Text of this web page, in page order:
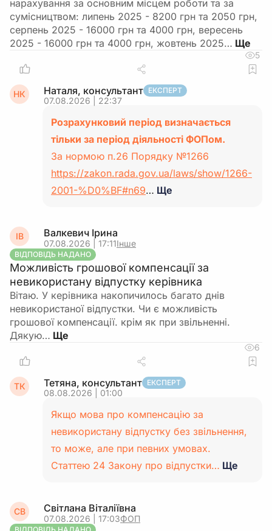
нарахування за основним місцем роботи та за
сумісництвом: липень 2025 - 8200 грн та 2050 грн,
серпень 2025 - 16000 грн та 4000 грн, вересень
2025 - 16000 грн та 4000 грн, жовтень 2025…
5
НК Наталя, консультант ЕКСПЕРТ
07.08.2026 | 22:37
Розрахунковий період визначається
тільки за період діяльності ФОПом.
За нормою п.26 Порядку №1266
https://zakon.rada.gov.ua/laws/show/1266-
2001-%D0%BF#n69… Ще
ІВ Валкевич Ірина
07.08.2026 | 17:11Інше
ВІДПОВІДЬ НАДАНО
Можливість грошової компенсації за
невикористану відпустку керівника
Вітаю. У керівника накопичилось багато днів
невикористаної відпустки. Чи є можливість
грошової компенсації. крім як при звільненні.
Дякую…
6
ТК Тетяна, консультант ЕКСПЕРТ
08.08.2026 | 01:00
Якщо мова про компенсацію за
невикористану відпустку без звільнення,
то може, але при певних умовах.
Статтею 24 Закону про відпустки… Ще
СВ Світлана Віталіївна
07.08.2026 | 17:03ФОП